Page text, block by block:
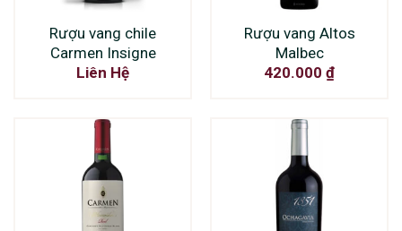
Rượu vang chile
Carmen Insigne
Liên Hệ
Rượu vang Altos
Malbec
420.000 ₫